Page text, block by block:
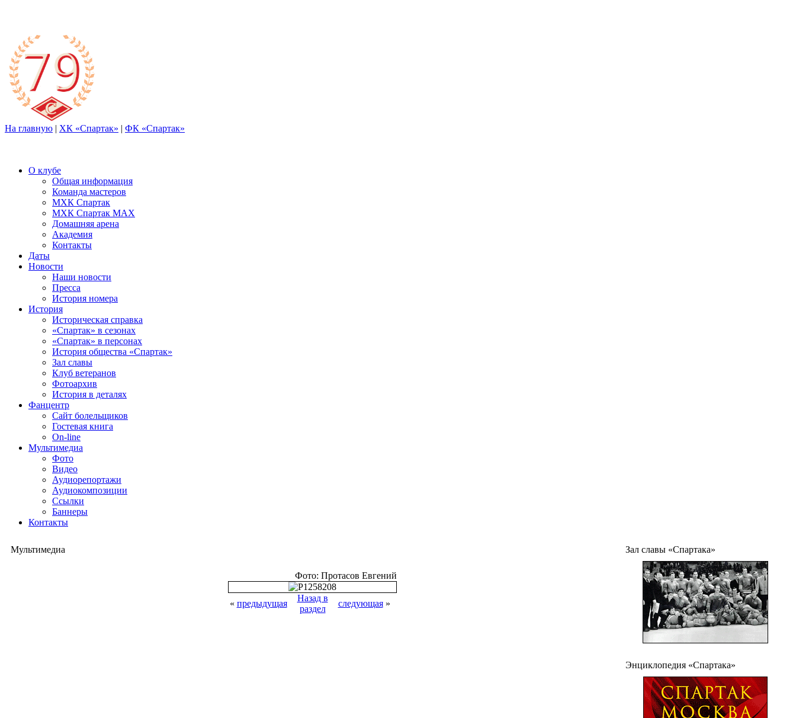
На главную | ХК «Спартак» | ФК «Спартак»
О клубе
Общая информация
Команда мастеров
МХК Спартак
МХК Спартак МАХ
Домашняя арена
Академия
Контакты
Даты
Новости
Наши новости
Пресса
История номера
История
Историческая справка
«Спартак» в сезонах
«Спартак» в персонах
История общества «Спартак»
Зал славы
Клуб ветеранов
Фотоархив
История в деталях
Фанцентр
Сайт болельщиков
Гостевая книга
On-line
Мультимедиа
Фото
Видео
Аудиорепортажи
Аудиокомпозиции
Ссылки
Баннеры
Контакты
Мультимедиа
Фото: Протасов Евгений
« предыдущая
Назад в
раздел
следующая»
Зал славы «Спартака»
Энциклопедия «Спартака»